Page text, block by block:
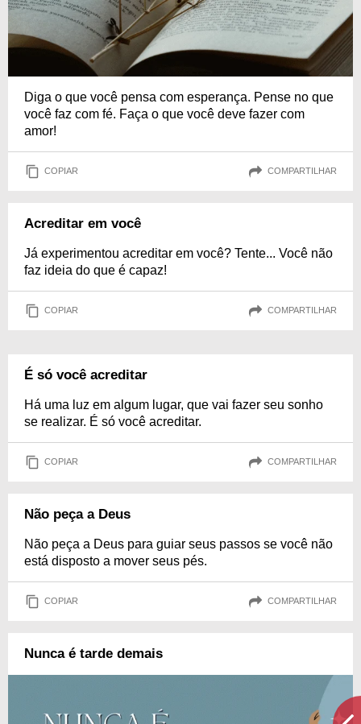
Diga o que você pensa com esperança. Pense no que
você faz com fé. Faça o que você deve fazer com
amor!
COPIAR COMPARTILHAR
Acreditar em você
Já experimentou acreditar em você? Tente... Você não
faz ideia do que é capaz!
COPIAR COMPARTILHAR
É só você acreditar
Há uma luz em algum lugar, que vai fazer seu sonho
se realizar. É só você acreditar.
COPIAR COMPARTILHAR
Não peça a Deus
Não peça a Deus para guiar seus passos se você não
está disposto a mover seus pés.
COPIAR COMPARTILHAR
Nunca é tarde demais